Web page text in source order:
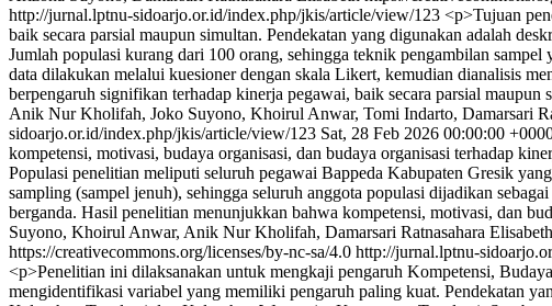
http://jurnal.lptnu-sidoarjo.or.id/index.php/jkis/article/view/123 <p>Tujuan
baik secara parsial maupun simultan. Pendekatan yang digunakan adalah
Jumlah populasi kurang dari 100 orang, sehingga teknik pengambilan
data dilakukan melalui kuesioner dengan skala Likert, kemudian dianalisis
berpengaruh signifikan terhadap kinerja pegawai, baik secara parsial maupun
Anik Nur Kholifah, Joko Suyono, Khoirul Anwar, Tomi Indarto, Damarsari
sidoarjo.or.id/index.php/jkis/article/view/123 Sat, 28 Feb 2026 00:00:00
kompetensi, motivasi, budaya organisasi, dan budaya organisasi terhadap
Populasi penelitian meliputi seluruh pegawai Bappeda Kabupaten Gresik
sampling (sampel jenuh), sehingga seluruh anggota populasi dijadikan
berganda. Hasil penelitian menunjukkan bahwa kompetensi, motivasi, dan
Suyono, Khoirul Anwar, Anik Nur Kholifah, Damarsari Ratnasahara Elisabeth
https://creativecommons.org/licenses/by-nc-sa/4.0 http://jurnal.lptnu-
<p>Penelitian ini dilaksanakan untuk mengkaji pengaruh Kompetensi,
mengidentifikasi variabel yang memiliki pengaruh paling kuat. Pendekatan